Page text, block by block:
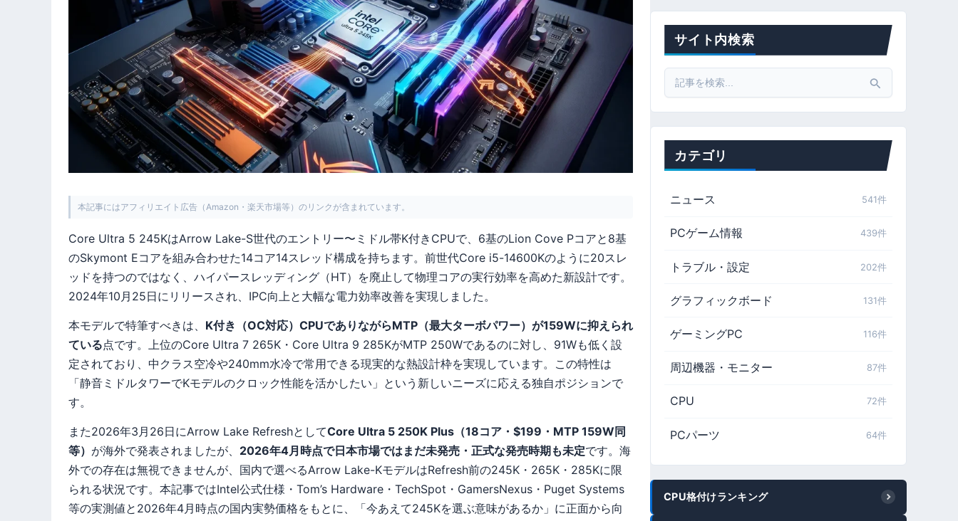
本記事にはアフィリエイト広告（Amazon・楽天市場等）のリンクが含まれています。
Core Ultra 5 245KはArrow Lake-S世代のエントリー〜ミドル帯K付きCPUで、6基のLion Cove Pコアと8基
のSkymont Eコアを組み合わせた14コア14スレッド構成を持ちます。前世代Core i5-14600Kのように20スレ
ッドを持つのではなく、ハイパースレッディング（HT）を廃止して物理コアの実行効率を高めた新設計です。
2024年10月25日にリリースされ、IPC向上と大幅な電力効率改善を実現しました。
本モデルで特筆すべきは、 K付き（OC対応）CPUでありながらMTP（最大ターボパワー）が159Wに抑えられ
ている点です。上位のCore Ultra 7 265K・Core Ultra 9 285KがMTP 250Wであるのに対し、91Wも低く設
定されており、中クラス空冷や240mm水冷で常用できる現実的な熱設計枠を実現しています。この特性は
「静音ミドルタワーでKモデルのクロック性能を活かしたい」という新しいニーズに応える独自ポジションで
す。
また2026年3月26日にArrow Lake RefreshとしてCore Ultra 5 250K Plus（18コア・$199・MTP 159W同
等） が海外で発表されましたが、 2026年4月時点で日本市場ではまだ未発売・正式な発売時期も未定です。海
外での存在は無視できませんが、国内で選べるArrow Lake-KモデルはRefresh前の245K・265K・285Kに限
られる状況です。本記事ではIntel公式仕様・Tom’s Hardware・TechSpot・GamersNexus・Puget Systems
等の実測値と2026年4月時点の国内実勢価格をもとに、「今あえて245Kを選ぶ意味があるか」に正面から向
サイト内検索
Search
for:
カテゴリ
ニュース 541件
PCゲーム情報 439件
トラブル・設定 202件
グラフィックボード 131件
ゲーミングPC 116件
周辺機器・モニター 87件
CPU 72件
PCパーツ 64件
CPU格付けランキング